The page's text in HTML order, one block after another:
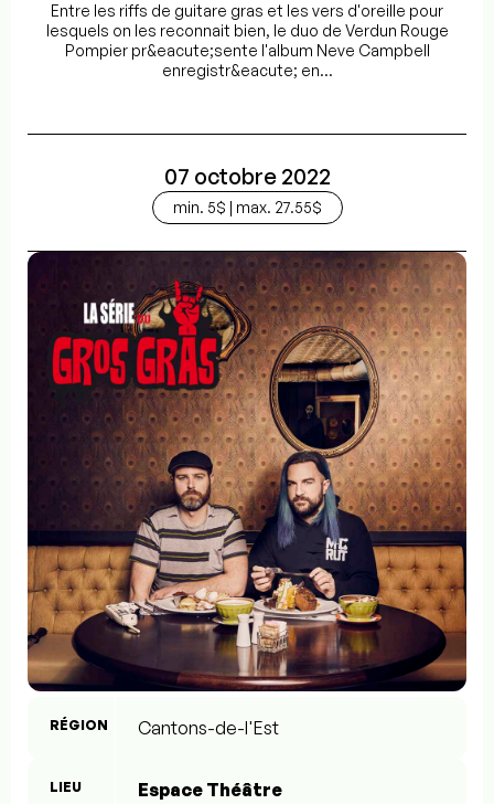
Entre les riffs de guitare gras et les vers d'oreille pour
lesquels on les reconnait bien, le duo de Verdun Rouge
Pompier pr&eacute;sente l'album Neve Campbell
enregistr&eacute; en...
07 octobre 2022
min. 5$ | max. 27.55$
RÉGION Cantons-de-l'Est
LIEU
Espace Théâtre